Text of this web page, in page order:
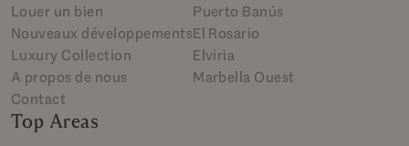
Louer un bien
Nouveaux développements
Luxury Collection
A propos de nous
Contact
Puerto Banús
El Rosario
Elviria
Marbella Ouest
Top Areas